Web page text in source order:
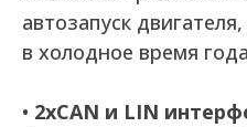
автозапуск
в холодное время
• 2xCAN и LIN